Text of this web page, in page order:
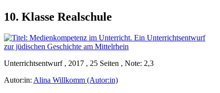
10. Klasse Realschule
Unterrichtsentwurf , 2017 , 25 Seiten , Note: 2,3
Autor:in: Alina Willkomm (Autor:in)